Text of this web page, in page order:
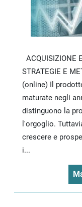
ACQUISIZIONE
STRATEGIE E
(online) Il
maturate negli
distinguono la
l'orgoglio.
crescere e
i...